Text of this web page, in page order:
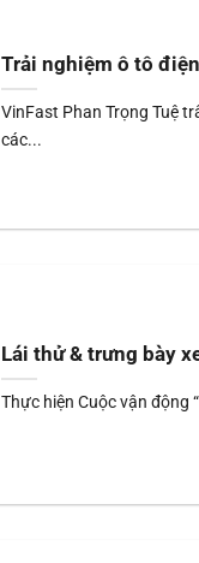
Trải nghiệm ô tô
VinFast Phan Trọng Tuệ
các...
Lái thử & trưng bày
Thực hiện Cuộc vận động